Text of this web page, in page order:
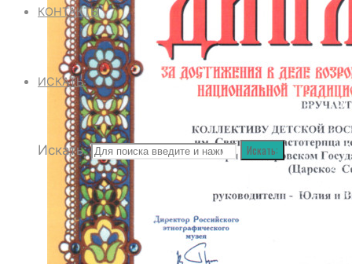
КОНТАКТЫ
ИСКАТЬ:
Искать: Искать: